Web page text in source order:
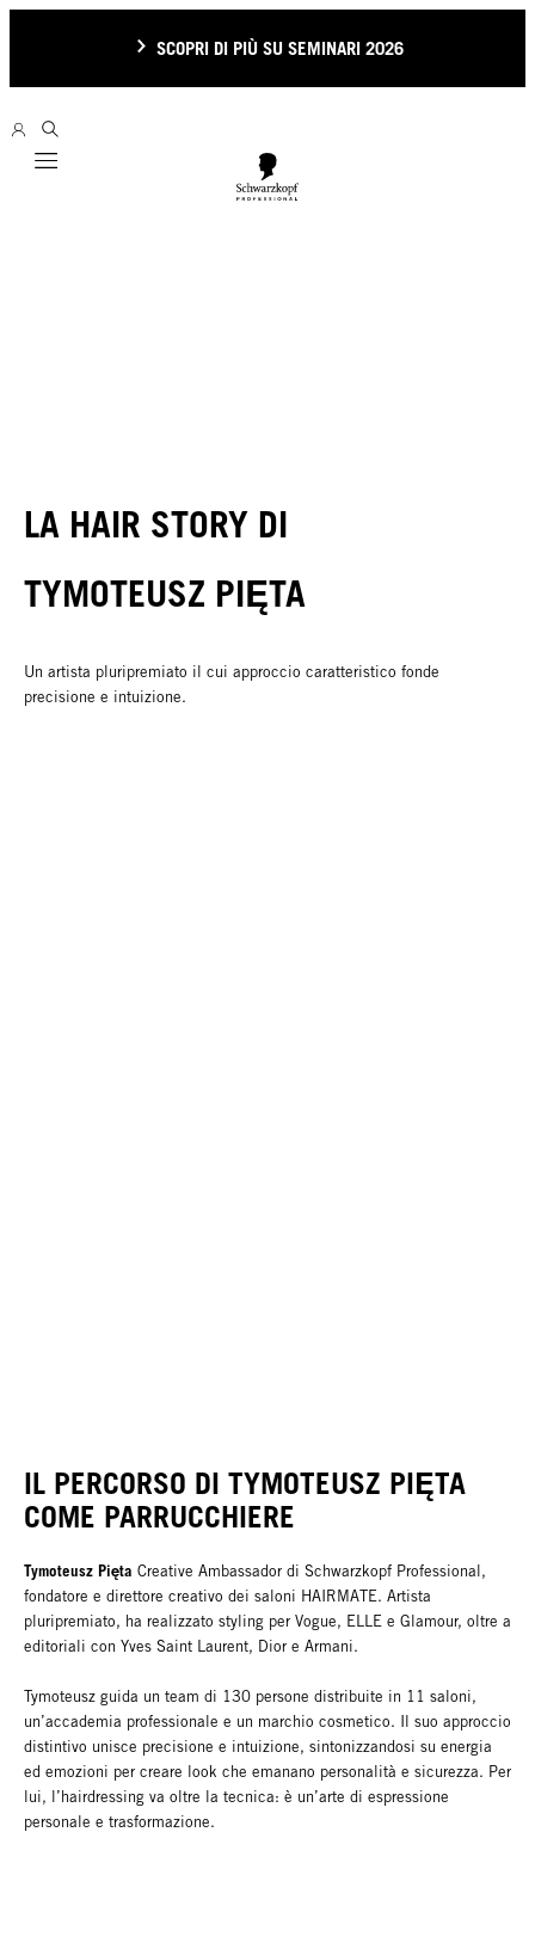
SCOPRI DI PIÙ SU SEMINARI 2026
Mobile navigation
LA HAIR STORY DI
TYMOTEUSZ PIĘTA
Un artista pluripremiato il cui approccio caratteristico fonde
precisione e intuizione.
IL PERCORSO DI TYMOTEUSZ PIĘTA
COME PARRUCCHIERE
Tymoteusz Pięta Creative Ambassador di Schwarzkopf Professional,
fondatore e direttore creativo dei saloni HAIRMATE. Artista
pluripremiato, ha realizzato styling per Vogue, ELLE e Glamour, oltre a
editoriali con Yves Saint Laurent, Dior e Armani.
Tymoteusz guida un team di 130 persone distribuite in 11 saloni,
un’accademia professionale e un marchio cosmetico. Il suo approccio
distintivo unisce precisione e intuizione, sintonizzandosi su energia
ed emozioni per creare look che emanano personalità e sicurezza. Per
lui, l’hairdressing va oltre la tecnica: è un’arte di espressione
personale e trasformazione.